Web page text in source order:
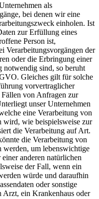
als
bei denen wir eine
einholen. Ist
zur Erfüllung eines
Person ist,
Verarbeitungsvorgängen der
oder die Erbringung einer
notwendig sind, so beruht
Gleiches gilt für solche
vorvertraglicher
von Anfragen zur
unser Unternehmen
eine Verarbeitung von
wird, wie beispielsweise zur
die Verarbeitung auf Art.
die Verarbeitung von
werden, um lebenswichtige
anderen natürlichen
der Fall, wenn ein
würde und daraufhin
oder sonstige
Arzt, ein Krankenhaus oder